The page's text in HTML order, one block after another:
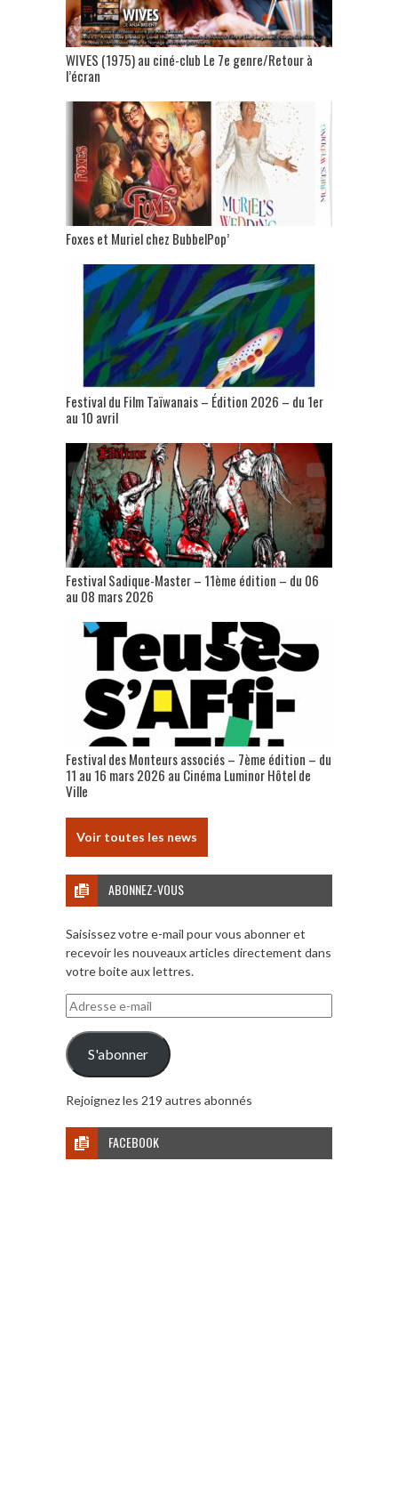
WIVES (1975) au ciné-club Le 7e genre/Retour à
l’écran
Foxes et Muriel chez BubbelPop’
Festival du Film Taïwanais – Édition 2026 – du 1er
au 10 avril
Festival Sadique-Master – 11ème édition – du 06
au 08 mars 2026
Festival des Monteurs associés – 7ème édition – du
11 au 16 mars 2026 au Cinéma Luminor Hôtel de
Ville
Voir toutes les news
ABONNEZ-VOUS
Saisissez votre e-mail pour vous abonner et
recevoir les nouveaux articles directement dans
votre boite aux lettres.
Adresse
e-
mail
S'abonner
Rejoignez les 219 autres abonnés
FACEBOOK